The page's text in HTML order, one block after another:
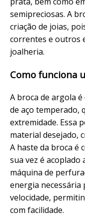
semipreciosas. A
criação de joias,
correntes e outros
joalheria.
Como funciona
A broca de argola
de aço temperado,
extremidade. Essa
material desejado,
A haste da broca é
sua vez é acoplado
máquina de
energia necessária
velocidade,
com facilidade.